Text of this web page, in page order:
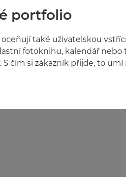
portfolio
oceňují také uživatelskou
fotoknihu, kalendář
S čím si zákazník přijde, to